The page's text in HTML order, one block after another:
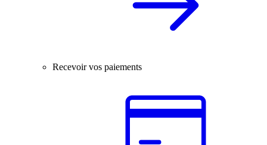
Recevoir vos paiements